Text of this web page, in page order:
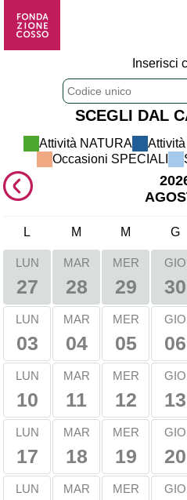
Inserisci
SCEGLI DAL
Attività NATURA
Occasioni SPECIALI
L M M G
LUN
27
MAR
28
MER
29
GIO
30
LUN
03
MAR
04
MER
05
GIO
06
LUN
10
MAR
11
MER
12
GIO
13
LUN
17
MAR
18
MER
19
GIO
20
LUN MAR MER GIO